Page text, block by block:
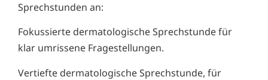
Sprechstunden an:
Fokussierte dermatologische Sprechstunde für
klar umrissene Fragestellungen.
Vertiefte dermatologische Sprechstunde, für